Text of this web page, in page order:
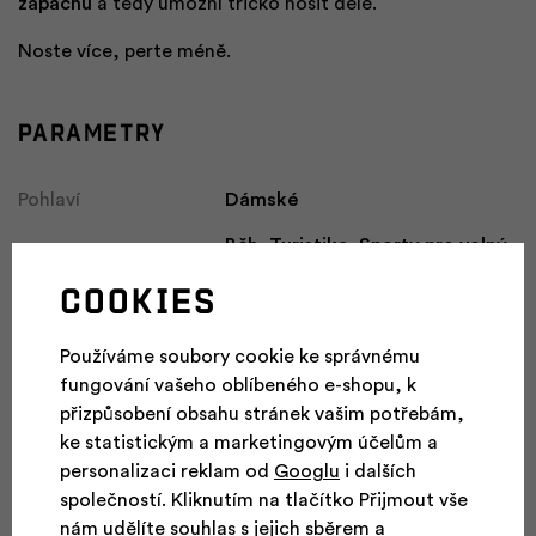
zápachu a tedy umožní tričko nosit déle.
Noste více, perte méně.
Parametry
Pohlaví Dámské
Běh, Turistika, Sporty pro volný
Referenční velikost
Hmotnost 130 g
Membrána Ne
technologie
AFT Quick Dry
Složení 86 % polyester, 14 % elastan
Cookies
Používáme soubory cookie ke správnému
fungování vašeho oblíbeného e-shopu, k
přizpůsobení obsahu stránek vašim potřebám,
ke statistickým a marketingovým účelům a
personalizaci reklam od Googlu i dalších
společností. Kliknutím na tlačítko Přijmout vše
nám udělíte souhlas s jejich sběrem a